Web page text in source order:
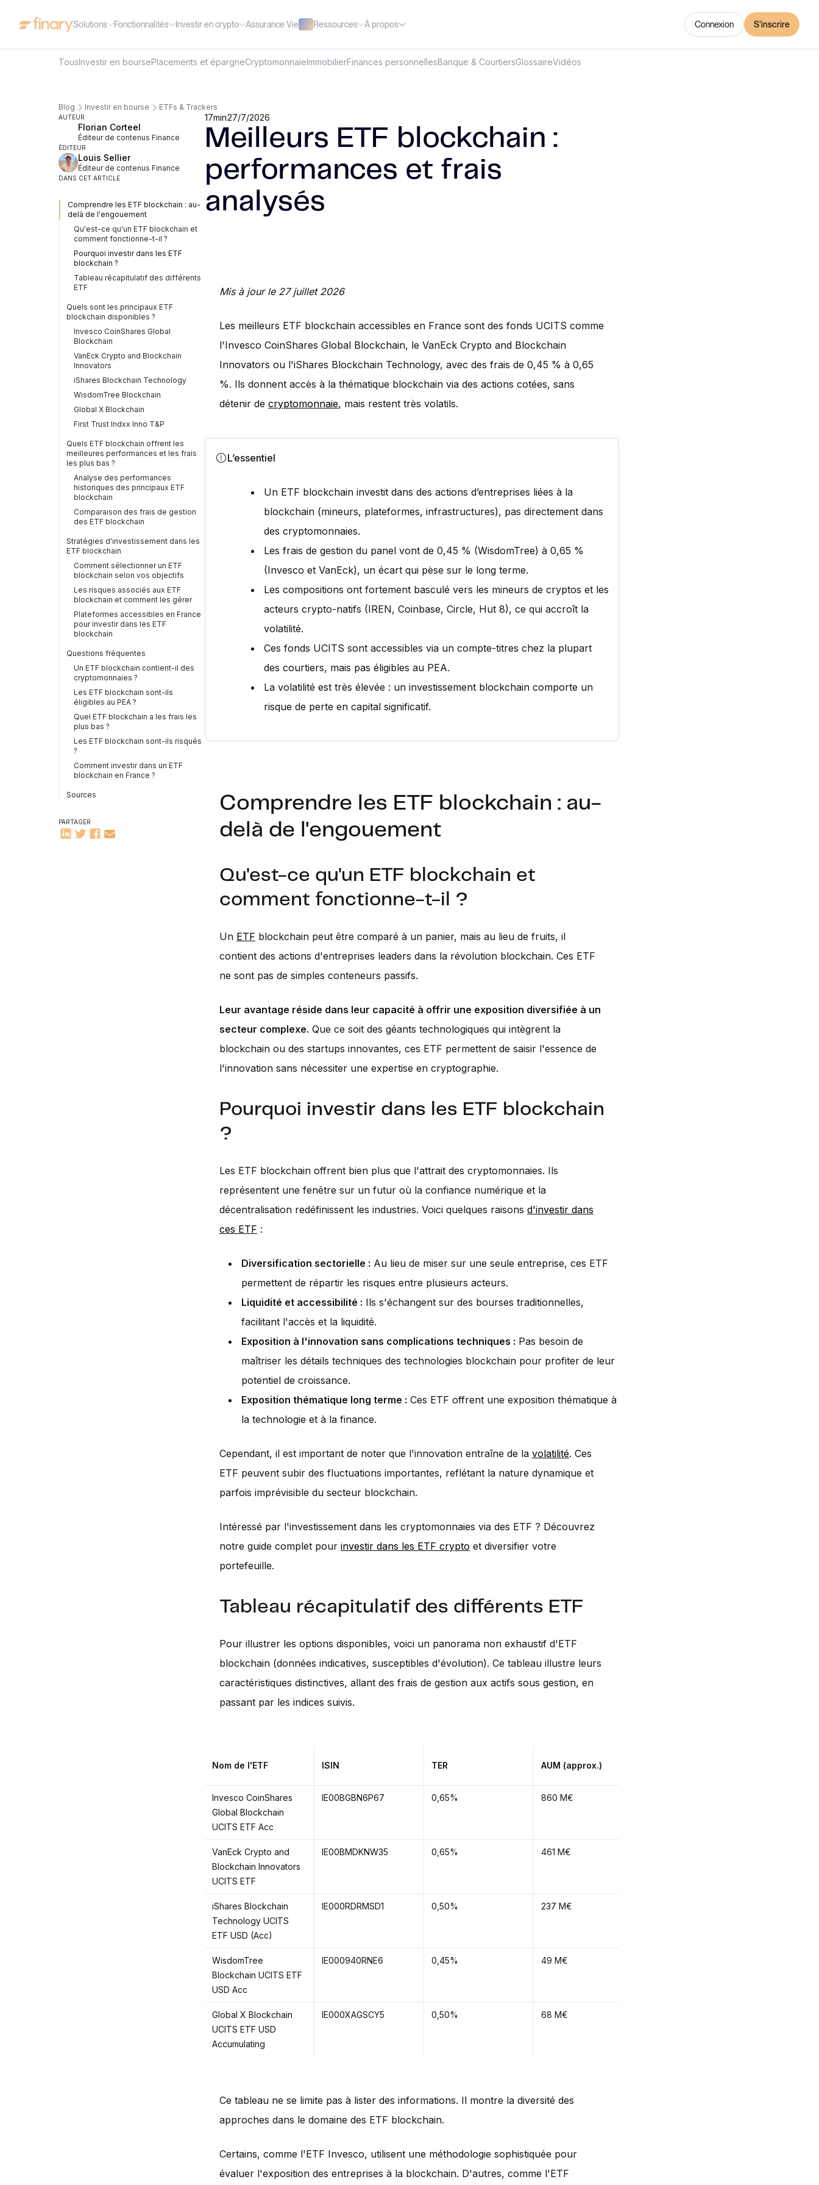
Solutions Fonctionnalités Investir en crypto Assurance Vie Ressources À propos Connexion S'inscrire
Blog Investir en bourse ETFs & Trackers
AUTEUR
Florian Corteel
Éditeur de contenus Finance
ÉDITEUR
Louis Sellier
Éditeur de contenus Finance
DANS CET ARTICLE
Comprendre les ETF blockchain : au-
delà de l'engouement
Qu'est-ce qu'un ETF blockchain et
comment fonctionne-t-il ?
Pourquoi investir dans les ETF
blockchain ?
Tableau récapitulatif des différents
ETF
Quels sont les principaux ETF
blockchain disponibles ?
Invesco CoinShares Global
Blockchain
VanEck Crypto and Blockchain
Innovators
iShares Blockchain Technology
WisdomTree Blockchain
Global X Blockchain
First Trust Indxx Inno T&P
Quels ETF blockchain offrent les
meilleures performances et les frais
les plus bas ?
Analyse des performances
historiques des principaux ETF
blockchain
Comparaison des frais de gestion
des ETF blockchain
Stratégies d'investissement dans les
ETF blockchain
Comment sélectionner un ETF
blockchain selon vos objectifs
Les risques associés aux ETF
blockchain et comment les gérer
Plateformes accessibles en France
pour investir dans les ETF
blockchain
Questions fréquentes
Un ETF blockchain contient-il des
cryptomonnaies ?
Les ETF blockchain sont-ils
éligibles au PEA ?
Quel ETF blockchain a les frais les
plus bas ?
Les ETF blockchain sont-ils risqués
?
Comment investir dans un ETF
blockchain en France ?
Sources
PARTAGER
17min27/7/2026
Meilleurs ETF blockchain :
performances et frais
analysés
Mis à jour le 27 juillet 2026
Les meilleurs ETF blockchain accessibles en France sont des fonds UCITS comme
l'Invesco CoinShares Global Blockchain, le VanEck Crypto and Blockchain
Innovators ou l'iShares Blockchain Technology, avec des frais de 0,45 % à 0,65
%. Ils donnent accès à la thématique blockchain via des actions cotées, sans
détenir de cryptomonnaie, mais restent très volatils.
L’essentiel
Un ETF blockchain investit dans des actions d’entreprises liées à la
blockchain (mineurs, plateformes, infrastructures), pas directement dans
des cryptomonnaies.
Les frais de gestion du panel vont de 0,45 % (WisdomTree) à 0,65 %
(Invesco et VanEck), un écart qui pèse sur le long terme.
Les compositions ont fortement basculé vers les mineurs de cryptos et les
acteurs crypto-natifs (IREN, Coinbase, Circle, Hut 8), ce qui accroît la
volatilité.
Ces fonds UCITS sont accessibles via un compte-titres chez la plupart
des courtiers, mais pas éligibles au PEA.
La volatilité est très élevée : un investissement blockchain comporte un
risque de perte en capital significatif.
Comprendre les ETF blockchain : au-
delà de l'engouement
Qu'est-ce qu'un ETF blockchain et
comment fonctionne-t-il ?
Un ETF blockchain peut être comparé à un panier, mais au lieu de fruits, il
contient des actions d'entreprises leaders dans la révolution blockchain. Ces ETF
ne sont pas de simples conteneurs passifs.
Leur avantage réside dans leur capacité à offrir une exposition diversifiée à un
secteur complexe. Que ce soit des géants technologiques qui intègrent la
blockchain ou des startups innovantes, ces ETF permettent de saisir l'essence de
l'innovation sans nécessiter une expertise en cryptographie.
Pourquoi investir dans les ETF blockchain
?
Les ETF blockchain offrent bien plus que l'attrait des cryptomonnaies. Ils
représentent une fenêtre sur un futur où la confiance numérique et la
décentralisation redéfinissent les industries. Voici quelques raisons d'investir dans
ces ETF :
Diversification sectorielle : Au lieu de miser sur une seule entreprise, ces ETF
permettent de répartir les risques entre plusieurs acteurs.
Liquidité et accessibilité : Ils s'échangent sur des bourses traditionnelles,
facilitant l'accès et la liquidité.
Exposition à l'innovation sans complications techniques : Pas besoin de
maîtriser les détails techniques des technologies blockchain pour profiter de leur
potentiel de croissance.
Exposition thématique long terme : Ces ETF offrent une exposition thématique à
la technologie et à la finance.
Cependant, il est important de noter que l'innovation entraîne de la volatilité. Ces
ETF peuvent subir des fluctuations importantes, reflétant la nature dynamique et
parfois imprévisible du secteur blockchain.
Intéressé par l'investissement dans les cryptomonnaies via des ETF ? Découvrez
notre guide complet pour investir dans les ETF crypto et diversifier votre
portefeuille.
Tableau récapitulatif des différents ETF
Pour illustrer les options disponibles, voici un panorama non exhaustif d'ETF
blockchain (données indicatives, susceptibles d'évolution). Ce tableau illustre leurs
caractéristiques distinctives, allant des frais de gestion aux actifs sous gestion, en
passant par les indices suivis.
Nom de l'ETF ISIN TER AUM (approx.)
Invesco CoinShares
Global Blockchain
UCITS ETF Acc
IE00BGBN6P67 0,65% 860 M€
VanEck Crypto and
Blockchain Innovators
UCITS ETF
IE00BMDKNW35 0,65% 461 M€
iShares Blockchain
Technology UCITS
ETF USD (Acc)
IE000RDRMSD1 0,50% 237 M€
WisdomTree
Blockchain UCITS ETF
USD Acc
IE000940RNE6 0,45% 49 M€
Global X Blockchain
UCITS ETF USD
Accumulating
IE000XAGSCY5 0,50% 68 M€
Ce tableau ne se limite pas à lister des informations. Il montre la diversité des
approches dans le domaine des ETF blockchain.
Certains, comme l'ETF Invesco, utilisent une méthodologie sophistiquée pour
évaluer l'exposition des entreprises à la blockchain. D'autres, comme l'ETF
TousInvestir en boursePlacements et épargneCryptomonnaieImmobilierFinances personnellesBanque & CourtiersGlossaireVidéos